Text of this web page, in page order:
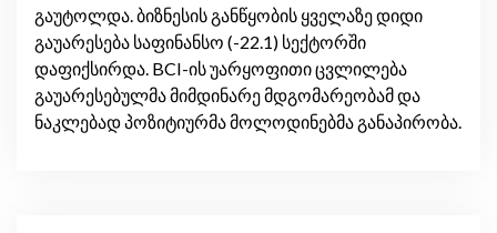
გაუტოლდა. ბიზნესის განწყობის ყველაზე დიდი
გაუარესება საფინანსო (-22.1) სექტორში
დაფიქსირდა. BCI-ის უარყოფითი ცვლილება
გაუარესებულმა მიმდინარე მდგომარეობამ და
ნაკლებად პოზიტიურმა მოლოდინებმა განაპირობა.